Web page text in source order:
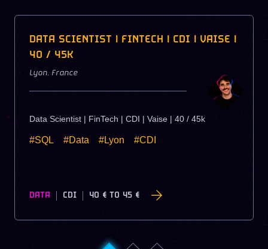
DATA SCIENTIST | FINTECH | CDI | VAISE |
40 / 45K
Lyon, France
Data Scientist | FinTech | CDI | Vaise | 40 / 45k
#SQL #Data #Lyon #CDI
DATA CDI 40 € TO 45 €